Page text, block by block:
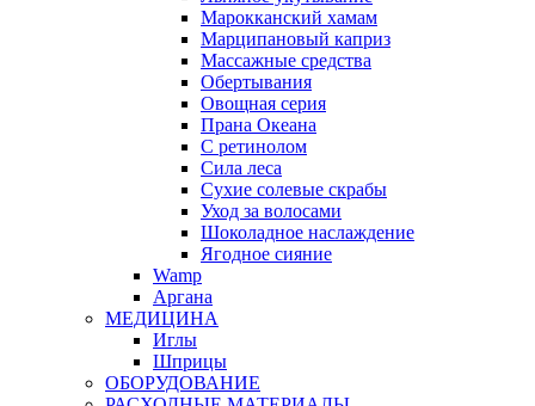
Марокканский хамам
Марципановый каприз
Массажные средства
Обертывания
Овощная серия
Прана Океана
С ретинолом
Сила леса
Сухие солевые скрабы
Уход за волосами
Шоколадное наслаждение
Ягодное сияние
Wamp
Аргана
МЕДИЦИНА
Иглы
Шприцы
ОБОРУДОВАНИЕ